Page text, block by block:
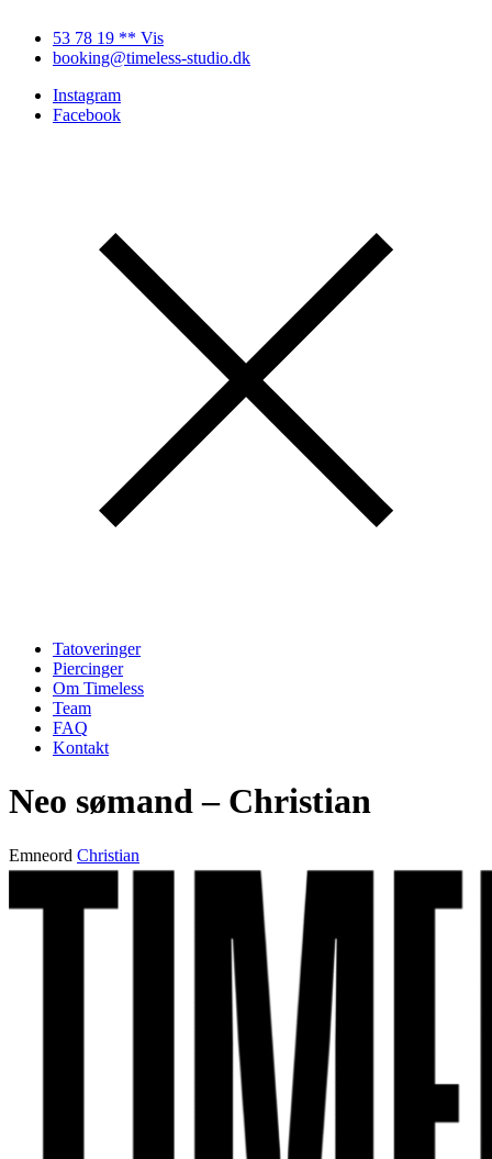
53 78 19 ** Vis
booking@timeless-studio.dk
Instagram
Facebook
Tatoveringer
Piercinger
Om Timeless
Team
FAQ
Kontakt
Neo sømand – Christian
Emneord Christian